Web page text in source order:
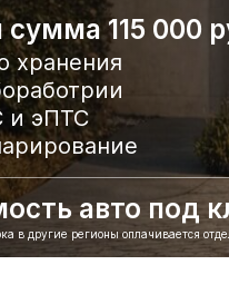
115 000
хранения
и эПТС
авто под
в другие регионы оплачивается